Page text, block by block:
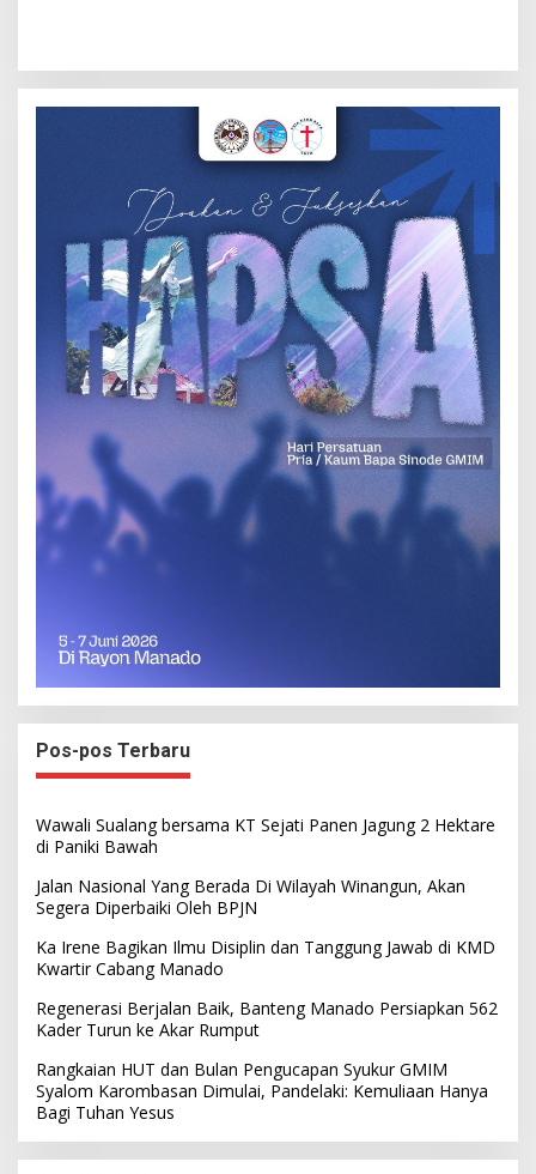
Pos-pos Terbaru
Wawali Sualang bersama KT Sejati Panen Jagung 2 Hektare
di Paniki Bawah
Jalan Nasional Yang Berada Di Wilayah Winangun, Akan
Segera Diperbaiki Oleh BPJN
Ka Irene Bagikan Ilmu Disiplin dan Tanggung Jawab di KMD
Kwartir Cabang Manado
Regenerasi Berjalan Baik, Banteng Manado Persiapkan 562
Kader Turun ke Akar Rumput
Rangkaian HUT dan Bulan Pengucapan Syukur GMIM
Syalom Karombasan Dimulai, Pandelaki: Kemuliaan Hanya
Bagi Tuhan Yesus